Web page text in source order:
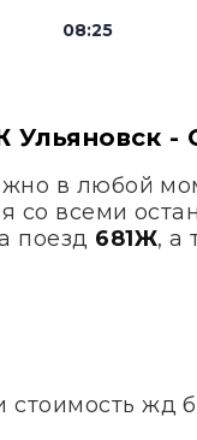
08:25
-
в любой
со всеми
поезд 681Ж, а
стоимость жд